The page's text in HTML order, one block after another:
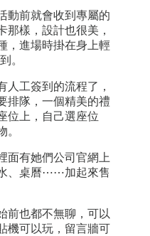
動前就會收到專屬的
那樣，設計也很美，
，進場時掛在身上輕
。
人工簽到的流程了，
排隊，一個精美的禮
位上，自己選座位
。
面有她們公司官網上
、桌曆⋯⋯加起來售
前也都不無聊，可以
機可以玩，留言牆可